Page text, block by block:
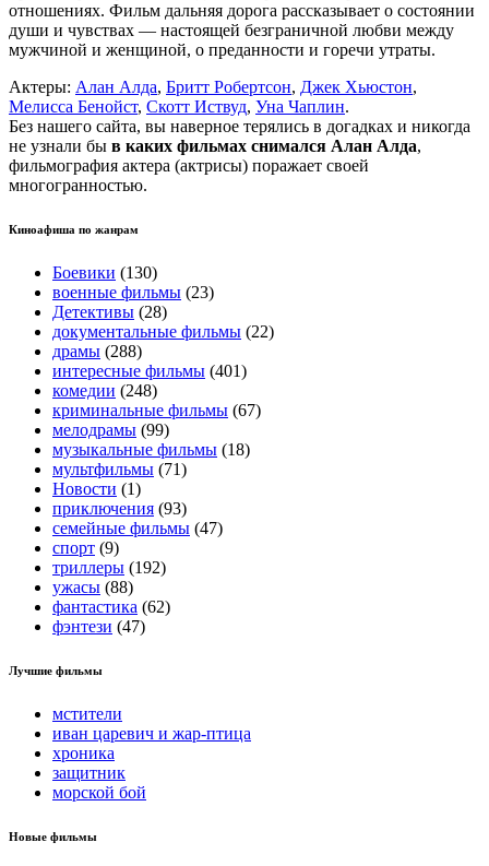
отношениях. Фильм дальняя дорога рассказывает о состоянии
души и чувствах — настоящей безграничной любви между
мужчиной и женщиной, о преданности и горечи утраты.
Актеры: Алан Алда, Бритт Робертсон, Джек Хьюстон,
Мелисса Бенойст, Скотт Иствуд, Уна Чаплин.
Без нашего сайта, вы наверное терялись в догадках и никогда
не узнали бы в каких фильмах снимался Алан Алда,
фильмография актера (актрисы) поражает своей
многогранностью.
Киноафиша по жанрам
Боевики (130)
военные фильмы (23)
Детективы (28)
документальные фильмы (22)
драмы (288)
интересные фильмы (401)
комедии (248)
криминальные фильмы (67)
мелодрамы (99)
музыкальные фильмы (18)
мультфильмы (71)
Новости (1)
приключения (93)
семейные фильмы (47)
спорт (9)
триллеры (192)
ужасы (88)
фантастика (62)
фэнтези (47)
Лучшие фильмы
мстители
иван царевич и жар-птица
хроника
защитник
морской бой
Новые фильмы